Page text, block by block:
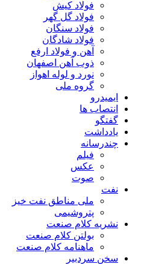
فولاد کیش
فولاد گل گهر
فولاد سنگان
فولاد شادگان
آهن و فولاد ارفع
ذوب آهن اصفهان
نورد و لوله اهواز
گروه ملی
ایمیدرو
انتصاب ها
گفتگو
یادداشت
چندرسانه
فیلم
عکس
صوت
نفت
ملی مناطق نفت خیز
پتروشیمی
نشریه کلام صنعت
بولتن کلام صنعت
ماهنامه کلام صنعت
سخن سردبیر